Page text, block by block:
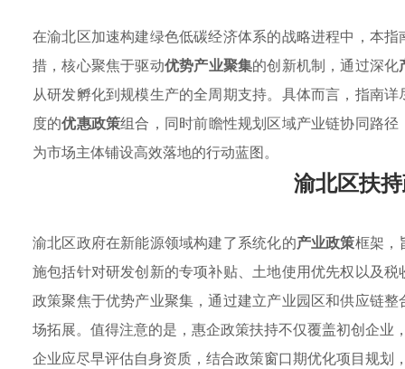
在渝北区加速构建绿色低碳经济体系的战略进程中，本
措，核心聚焦于驱动优势产业聚集的创新机制，通过深化
从研发孵化到规模生产的全周期支持。具体而言，指南
度的优惠政策组合，同时前瞻性规划区域产业链协同路径
为市场主体铺设高效落地的行动蓝图。
渝北区扶
渝北区政府在新能源领域构建了系统化的产业政策框架，
施包括针对研发创新的专项补贴、土地使用优先权以及税
政策聚焦于优势产业聚集，通过建立产业园区和供应链
场拓展。值得注意的是，惠企政策扶持不仅覆盖初创企
企业应尽早评估自身资质，结合政策窗口期优化项目规划